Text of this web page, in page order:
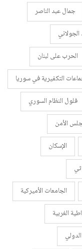
جمال عبد الناصر
الحرب على لبنان
التكفيرية في سوريا
فلول النظام السوري
الأمن
الإسكان
الجامعات الأميركية
الغربية